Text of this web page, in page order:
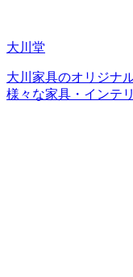
大川堂
大川家具のオリジナ
様々な家具・インテ